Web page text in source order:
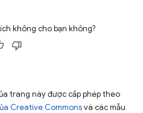
không cho bạn không?
trang này được cấp phép theo
Creative Commonsvà các mẫu